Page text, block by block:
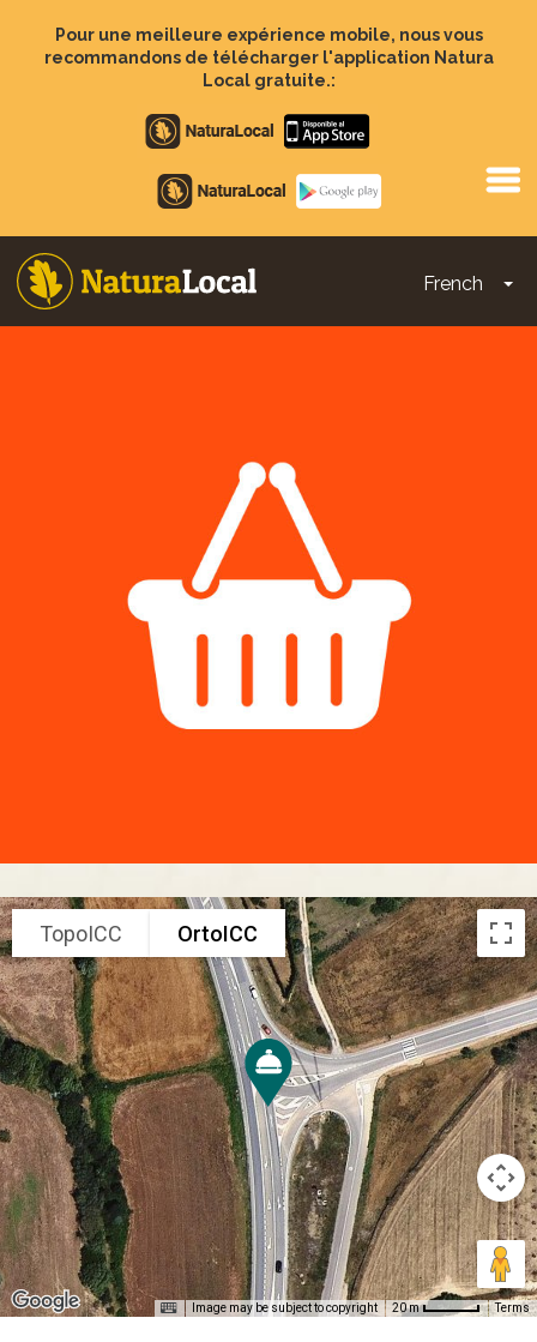
contenu
Pour une meilleure expérience mobile, nous vous
recommandons de télécharger l'application Natura
Local gratuite.:
Apple
store
Google
Play
French
Main
TopoICC OrtoICC
Image may be subject to copyright 20 m Terms